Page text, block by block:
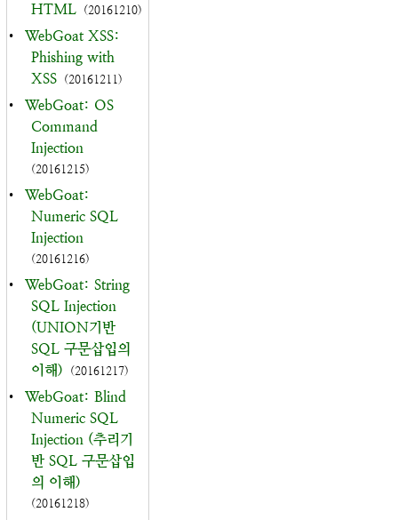
HTML (20161210)
•
WebGoat XSS:
Phishing with
XSS (20161211)
•
WebGoat: OS
Command
Injection
(20161215)
•
WebGoat:
Numeric SQL
Injection
(20161216)
•
WebGoat: String
SQL Injection
(UNION기반
SQL 구문삽입의
이해)
(20161217)
•
WebGoat: Blind
Numeric SQL
Injection (추리기
반 SQL 구문삽입
의 이해)
(20161218)